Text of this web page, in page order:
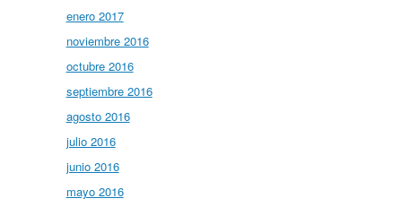
enero 2017
noviembre 2016
octubre 2016
septiembre 2016
agosto 2016
julio 2016
junio 2016
mayo 2016